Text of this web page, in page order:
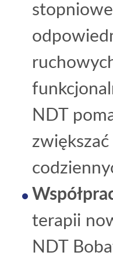
NDT
terapii
NDT